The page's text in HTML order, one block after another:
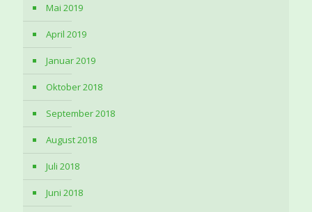
Mai 2019
April 2019
Januar 2019
Oktober 2018
September 2018
August 2018
Juli 2018
Juni 2018